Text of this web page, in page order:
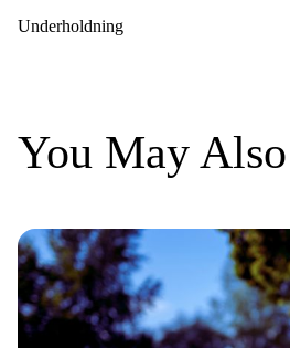
Underholdning
You May